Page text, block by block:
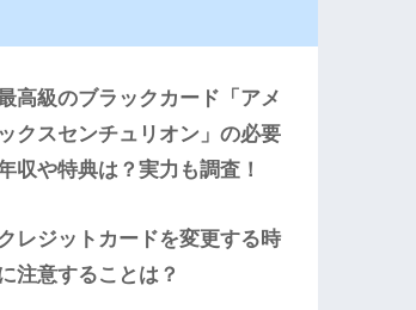
高級のブラックカード「アメ
ックスセンチュリオン」の必要
収や特典は？実力も調査！
レジットカードを変更する時
注意することは？